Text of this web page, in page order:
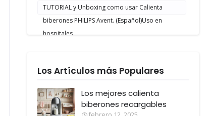
TUTORIAL y Unboxing como usar Calienta
biberones PHILIPS Avent. (Español)Uso en
hospitales
Los Artículos más Populares
Los mejores calienta
biberones recargables